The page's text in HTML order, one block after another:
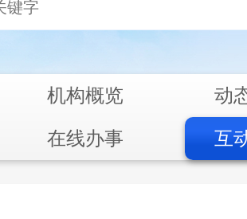
机构概览
动
在线办事
互